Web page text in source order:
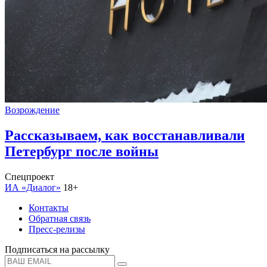
Возрождение
Рассказываем, как восстанавливали
Петербург после войны
Спецпроект
ИА «Диалог» 18+
Контакты
Обратная связь
Пресс-релизы
Подписаться на рассылку